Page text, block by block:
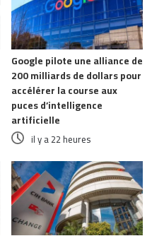
Google pilote une alliance de
200 milliards de dollars pour
accélérer la course aux
puces d’intelligence
artificielle
il y a 22 heures